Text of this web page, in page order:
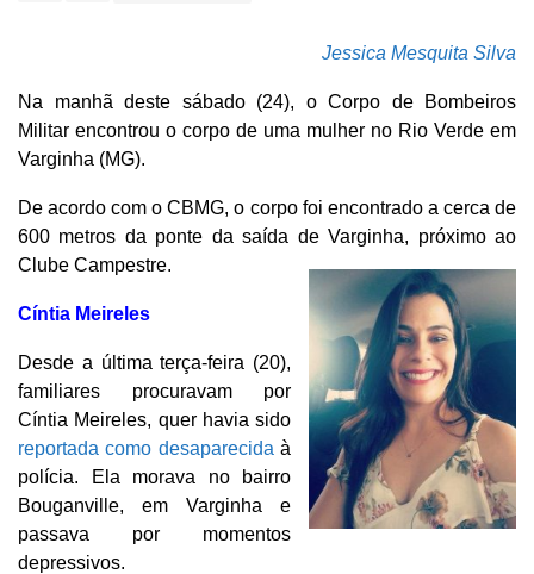
Jessica Mesquita Silva
Na manhã deste sábado (24), o Corpo de Bombeiros
Militar encontrou o corpo de uma mulher no Rio Verde em
Varginha (MG).
De acordo com o CBMG, o corpo foi encontrado a cerca de
600 metros da ponte da saída de Varginha, próximo ao
Clube Campestre.
Cíntia Meireles
Desde a última terça-feira (20),
familiares procuravam por
Cíntia Meireles, quer havia sido
reportada como desaparecida à
polícia. Ela morava no bairro
Bouganville, em Varginha e
passava por momentos
depressivos.